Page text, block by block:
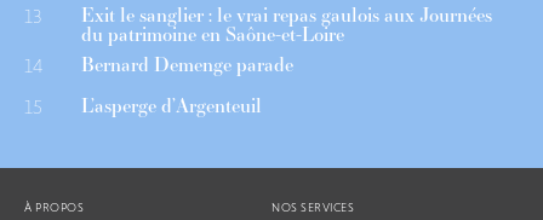
13 Exit le sanglier : le vrai repas gaulois aux Journées
du patrimoine en Saône-et-Loire
14 Bernard Demenge parade
15 L’asperge d’Argenteuil
À PROPOS
NOS SERVICES